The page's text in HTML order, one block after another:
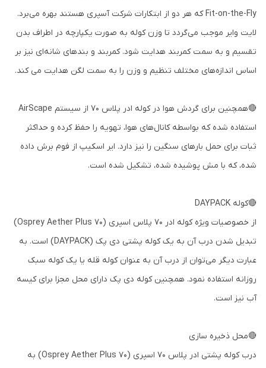
Fit-on-the-Fly که هر دو از ابتکارات شرکت آسپری هستند بهره می‌برد.
لایت وایر موجب می‌گردد تا وزن کوله به صورت یکپارچه در اطراف بدن
تقسیم و به سمت کمربند هدایت شود. کمربند و بندهای شانه‌ای نیز بر
اساس اندازه‌های مختلف تنظیم و وزن را به سمت لگن هدایت می کند.
🔴همچنین برای گردش هوا در کوله ادر پلاس 70 از سیستم AirScape
استفاده شده که بواسطه کانال‌های هوا، تهویه را حفظ کرده و حداکثر
ثبات برای حمل بارهای سنگین را نیز دارد. ایر اسکیپ از فوم برش داده
شده، که با مش پوشیده شده، تشکیل شده است.
🔴کوله DAYPACK
از خصوصیات ویژه کوله ادر 70 پلاس اسپری (Osprey Aether Plus 70)
تبدیل شدن درب آن به یک کوله پشتی دی پک (DAYPACK) است. به
عبارت دیگر می‌توان از درب آن به عنوان کوله قله یا یک کوله سبک
روزانه استفاده نمود. همچنین کوله دی پک دارای محل مجزا برای کیسه
آب نیز است.
🔴محل ذخیره سازی
درب کوله پشتی ادر پلاس 70 اسپری (Osprey Aether Plus 70) به